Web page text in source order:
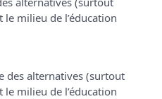
milieu de l’éducation